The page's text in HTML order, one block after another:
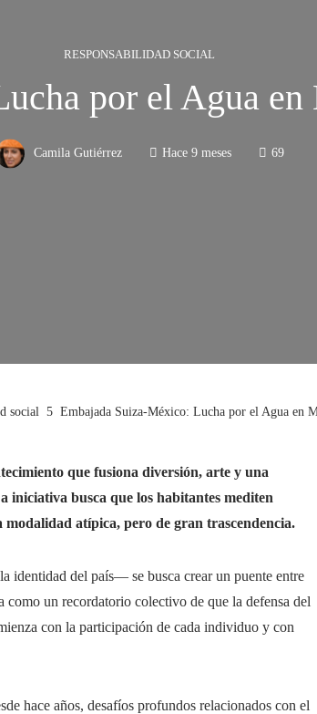
RESPONSABILIDAD SOCIAL
por el Agua
Camila Gutiérrez Hace 9 meses 69
social Embajada Suiza-México: Lucha por el Agua en
que fusiona diversión, arte y una
iniciativa busca que los habitantes mediten
modalidad atípica, pero de gran trascendencia.
identidad del país— se busca crear un puente entre
un recordatorio colectivo de que la defensa del
con la participación de cada individuo y con
hace años, desafíos profundos relacionados con el